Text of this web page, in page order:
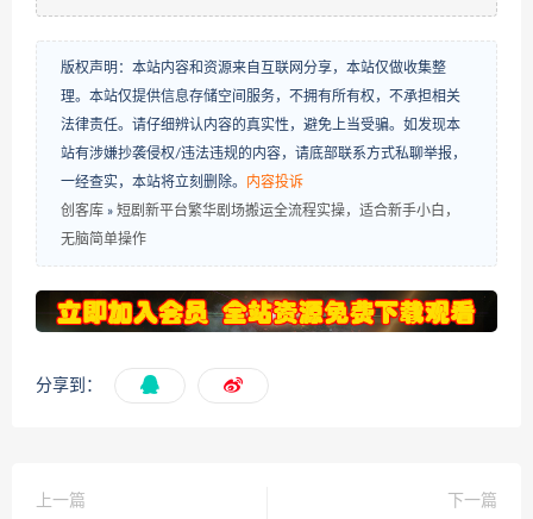
版权声明：本站内容和资源来自互联网分享，本站仅做收集整
理。本站仅提供信息存储空间服务，不拥有所有权，不承担相关
法律责任。请仔细辨认内容的真实性，避免上当受骗。如发现本
站有涉嫌抄袭侵权/违法违规的内容，请底部联系方式私聊举报，
一经查实，本站将立刻删除。 内容投诉
创客库 » 短剧新平台繁华剧场搬运全流程实操，适合新手小白，
无脑简单操作
分享到：
上一篇
下一篇